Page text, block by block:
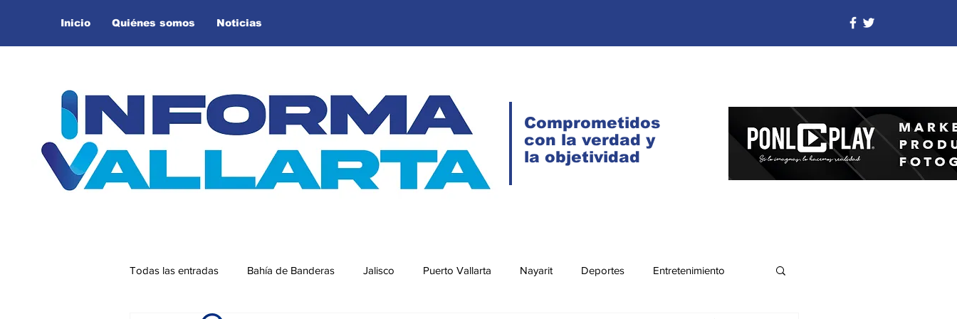
Inicio Quiénes somos Noticias
Comprometidos
con la verdad y
la objetividad
Todas las entradas Bahía de Banderas Jalisco Puerto Vallarta Nayarit Deportes Entretenimiento